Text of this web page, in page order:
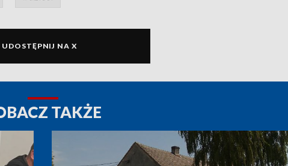
UDOSTĘPNIJ NA X
TAKŻE